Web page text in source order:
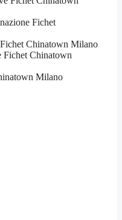
Fichet
Chinatown Milano
Fichet Chinatown
Milano